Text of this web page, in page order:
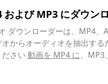
および MP3 にダウン
ダウンローダーは、MP4
からオーディオを抽出す
さい 動画を MP4 に、MP3